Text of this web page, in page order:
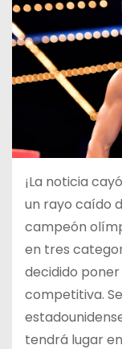
¡La noticia
un rayo caído
campeón
en tres
decidido
competitiva.
tendrá lugar